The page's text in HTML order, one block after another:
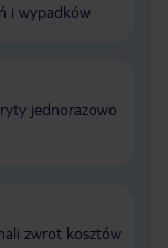
i wypadków
jednorazowo
zwrot kosztów